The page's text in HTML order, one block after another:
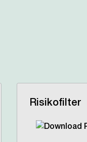
Risikofilter